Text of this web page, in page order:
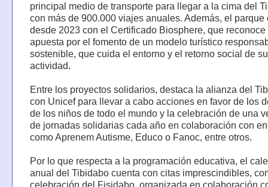
principal medio de transporte para llegar a la cima del
con más de 900.000 viajes anuales. Además, el parque
desde 2023 con el Certificado Biosphere, que reconoce
apuesta por el fomento de un modelo turístico
sostenible, que cuida el entorno y el retorno social de su
actividad.
Entre los proyectos solidarios, destaca la alianza del
con Unicef para llevar a cabo acciones en favor de los
de los niños de todo el mundo y la celebración de una
de jornadas solidarias cada año en colaboración con
como Aprenem Autisme, Educo o Fanoc, entre otros.
Por lo que respecta a la programación educativa, el
anual del Tibidabo cuenta con citas imprescindibles,
celebración del Fisidabo, organizada en colaboración